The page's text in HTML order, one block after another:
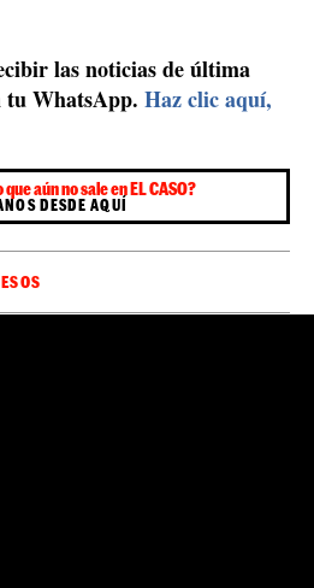
las noticias de última
tu WhatsApp. Haz clic aquí,
aún no sale en EL CASO?
DESDE AQUÍ